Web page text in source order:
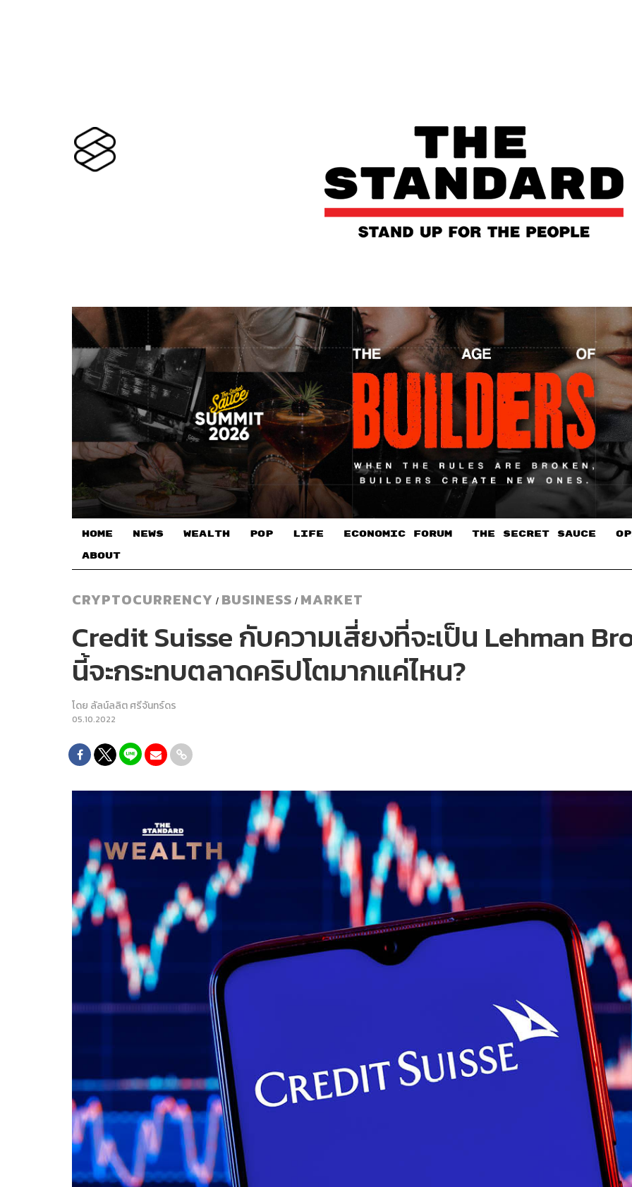
HOME NEWS WEALTH POP LIFE ECONOMIC FORUM THE SECRET SAUCE​
ABOUT
CRYPTOCURRENCY / BUSINESS / MARKET
Credit Suisse กับความเสี่ยงที่จะเป็น Lehman
นี้จะกระทบตลาดคริปโตมากแค่ไหน?
โดย ลัลน์ลลิต ศรีจันทร์ดร
05.10.2022